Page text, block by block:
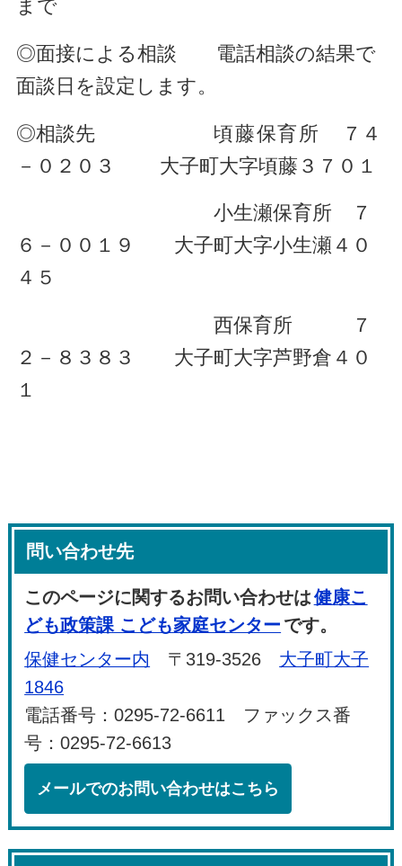
◎面接による相談
電話相談の結果で
面談日を設定します。
◎相談先 頃藤保育所
７４
－０２０３ 大子町大字頃藤３７０１
小生瀬保育所 ７
６－００１９ 大子町大字小生瀬４０
４５
西保育所 ７
２－８３８３ 大子町大字芦野倉４０
１
問い合わせ先
このページに関するお問い合わせは健康こ
ども政策課 こども家庭センター です。
保健センター内 〒319-3526 大子町大子
1846
電話番号：0295-72-6611 ファックス番
号：0295-72-6613
メールでのお問い合わせはこちら